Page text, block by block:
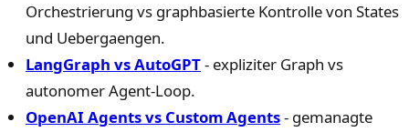
Orchestrierung vs graphbasierte Kontrolle von States
und Uebergaengen.
LangGraph vs AutoGPT- expliziter Graph vs
autonomer Agent-Loop.
OpenAI Agents vs Custom Agents- gemanagte